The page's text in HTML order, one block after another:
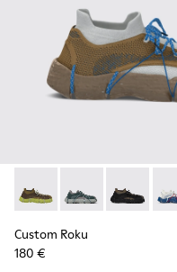
Custom Roku -Custom Roku -
Custom
Custom Roku
180 €